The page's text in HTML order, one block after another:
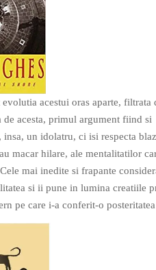
acestui oras aparte, filtrata
de acesta, primul argument fiind si
insa, un idolatru, ci isi respecta
macar hilare, ale mentalitatilor
mai inedite si frapante
si ii pune in lumina creatiile
pe care i-a conferit-o